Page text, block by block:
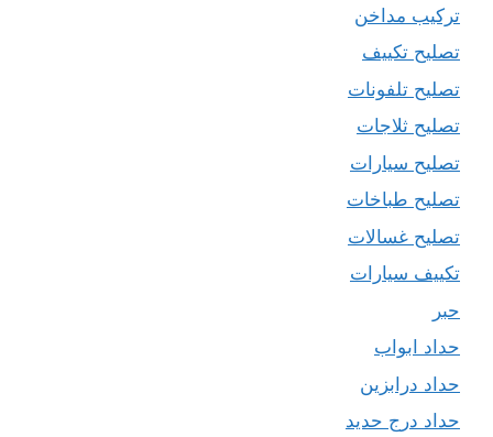
تركيب مداخن
تصليح تكييف
تصليح تلفونات
تصليح ثلاجات
تصليح سيارات
تصليح طباخات
تصليح غسالات
تكييف سيارات
حبر
حداد ابواب
حداد درابزين
حداد درج حديد